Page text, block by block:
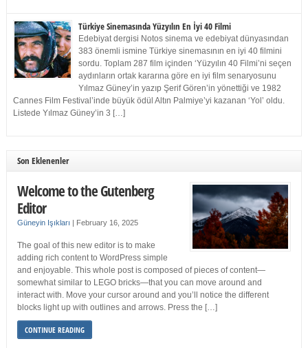
Türkiye Sinemasında Yüzyılın En İyi 40 Filmi
Edebiyat dergisi Notos sinema ve edebiyat dünyasından
383 önemli ismine Türkiye sinemasının en iyi 40 filmini
sordu. Toplam 287 film içinden ‘Yüzyılın 40 Filmi’ni seçen
aydınların ortak kararına göre en iyi film senaryosunu
Yılmaz Güney’in yazıp Şerif Gören’in yönettiği ve 1982
Cannes Film Festival’inde büyük ödül Altın Palmiye’yi kazanan ‘Yol’ oldu.
Listede Yılmaz Güney’in 3 […]
Son Eklenenler
Welcome to the Gutenberg
Editor
Güneyin Işıkları | February 16, 2025
The goal of this new editor is to make
adding rich content to WordPress simple
and enjoyable. This whole post is composed of pieces of content—
somewhat similar to LEGO bricks—that you can move around and
interact with. Move your cursor around and you’ll notice the different
blocks light up with outlines and arrows. Press the […]
CONTINUE READING